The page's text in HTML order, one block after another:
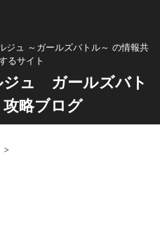
ジュ ～ガールズバトル～ の情報共
るサイト
ジュ ガールズバト
略ブログ
>